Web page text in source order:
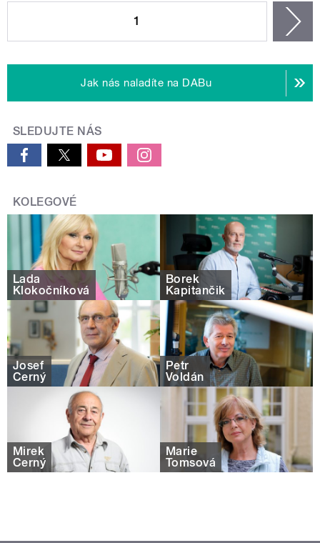
1
Jak nás naladíte na DABu
SLEDUJTE NÁS
KOLEGOVÉ
Lada
Klokočníková
Borek
Kapitančik
Josef
Černý
Petr
Voldán
Mirek
Černý
Marie
Tomsová